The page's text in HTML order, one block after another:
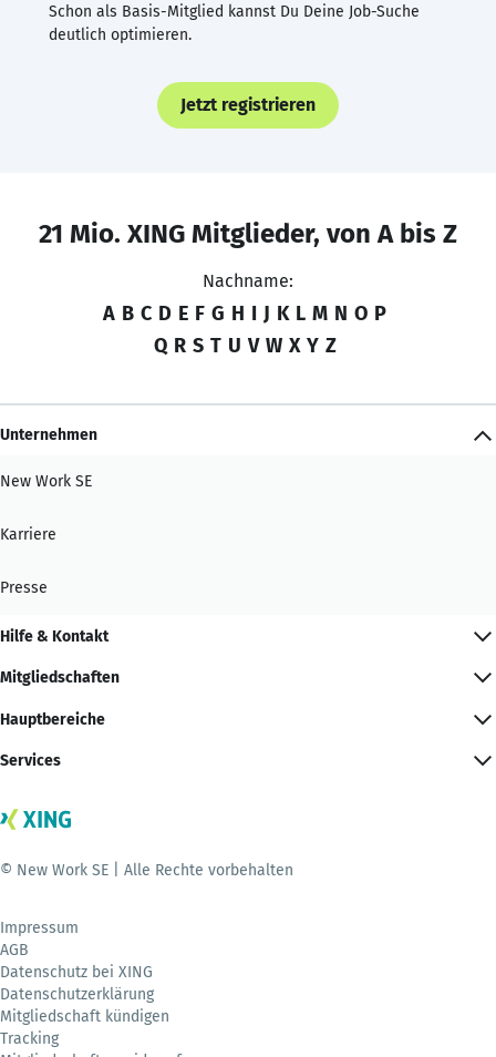
Schon als Basis-Mitglied kannst Du Deine Job-Suche
deutlich optimieren.
Jetzt registrieren
21 Mio. XING Mitglieder, von A bis Z
Nachname:
A B C D E F G H I J K L M N O P
Q R S T U V W X Y Z
Unternehmen
New Work SE
Karriere
Presse
Hilfe & Kontakt
Mitgliedschaften
Hauptbereiche
Services
© New Work SE | Alle Rechte vorbehalten
Impressum
AGB
Datenschutz bei XING
Datenschutzerklärung
Mitgliedschaft kündigen
Tracking